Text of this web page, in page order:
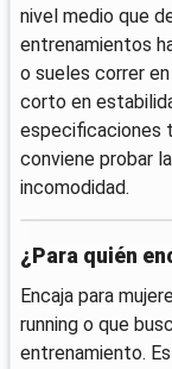
nivel medio que
entrenamientos
o sueles correr
corto en
especificaciones
conviene probar
incomodidad.
¿Para quién
Encaja para
running o que
entrenamiento.